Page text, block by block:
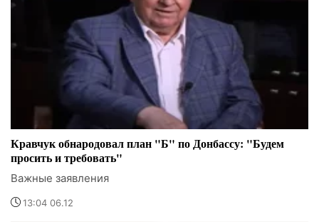
Кравчук обнародовал план "Б" по Донбассу: "Будем
просить и требовать"
Важные заявления
13:04 06.12